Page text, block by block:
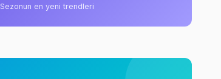
Sezonun en yeni trendleri